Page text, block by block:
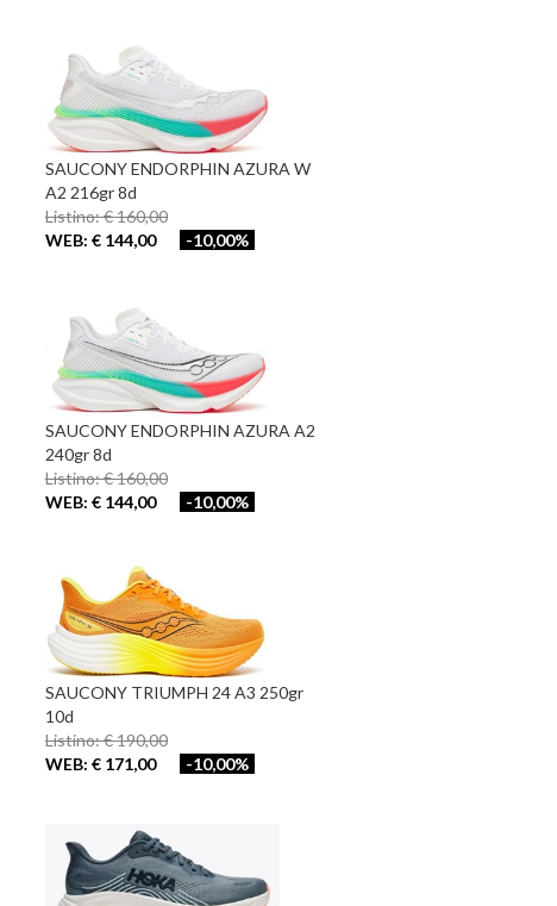
SAUCONY ENDORPHIN AZURA W
A2 216gr 8d
Listino: € 160,00
WEB: € 144,00
-10,00%
SAUCONY ENDORPHIN AZURA A2
240gr 8d
Listino: € 160,00
WEB: € 144,00
-10,00%
SAUCONY TRIUMPH 24 A3 250gr
10d
Listino: € 190,00
WEB: € 171,00
-10,00%